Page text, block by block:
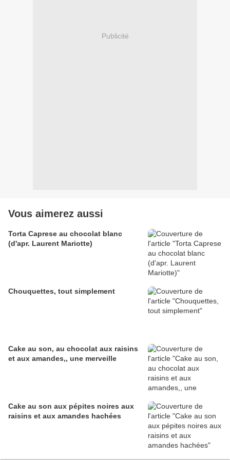
Publicité
Vous aimerez aussi
Torta Caprese au chocolat blanc
(d'apr. Laurent Mariotte)
Chouquettes, tout simplement
Cake au son, au chocolat aux raisins
et aux amandes,, une merveille
Cake au son aux pépites noires aux
raisins et aux amandes hachées